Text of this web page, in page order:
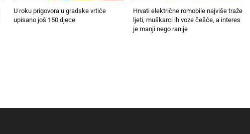
U roku prigovora u gradske vrtiće
upisano još 150 djece
Hrvati električne romobile najviše traže
ljeti, muškarci ih voze češće, a interes
je manji nego ranije